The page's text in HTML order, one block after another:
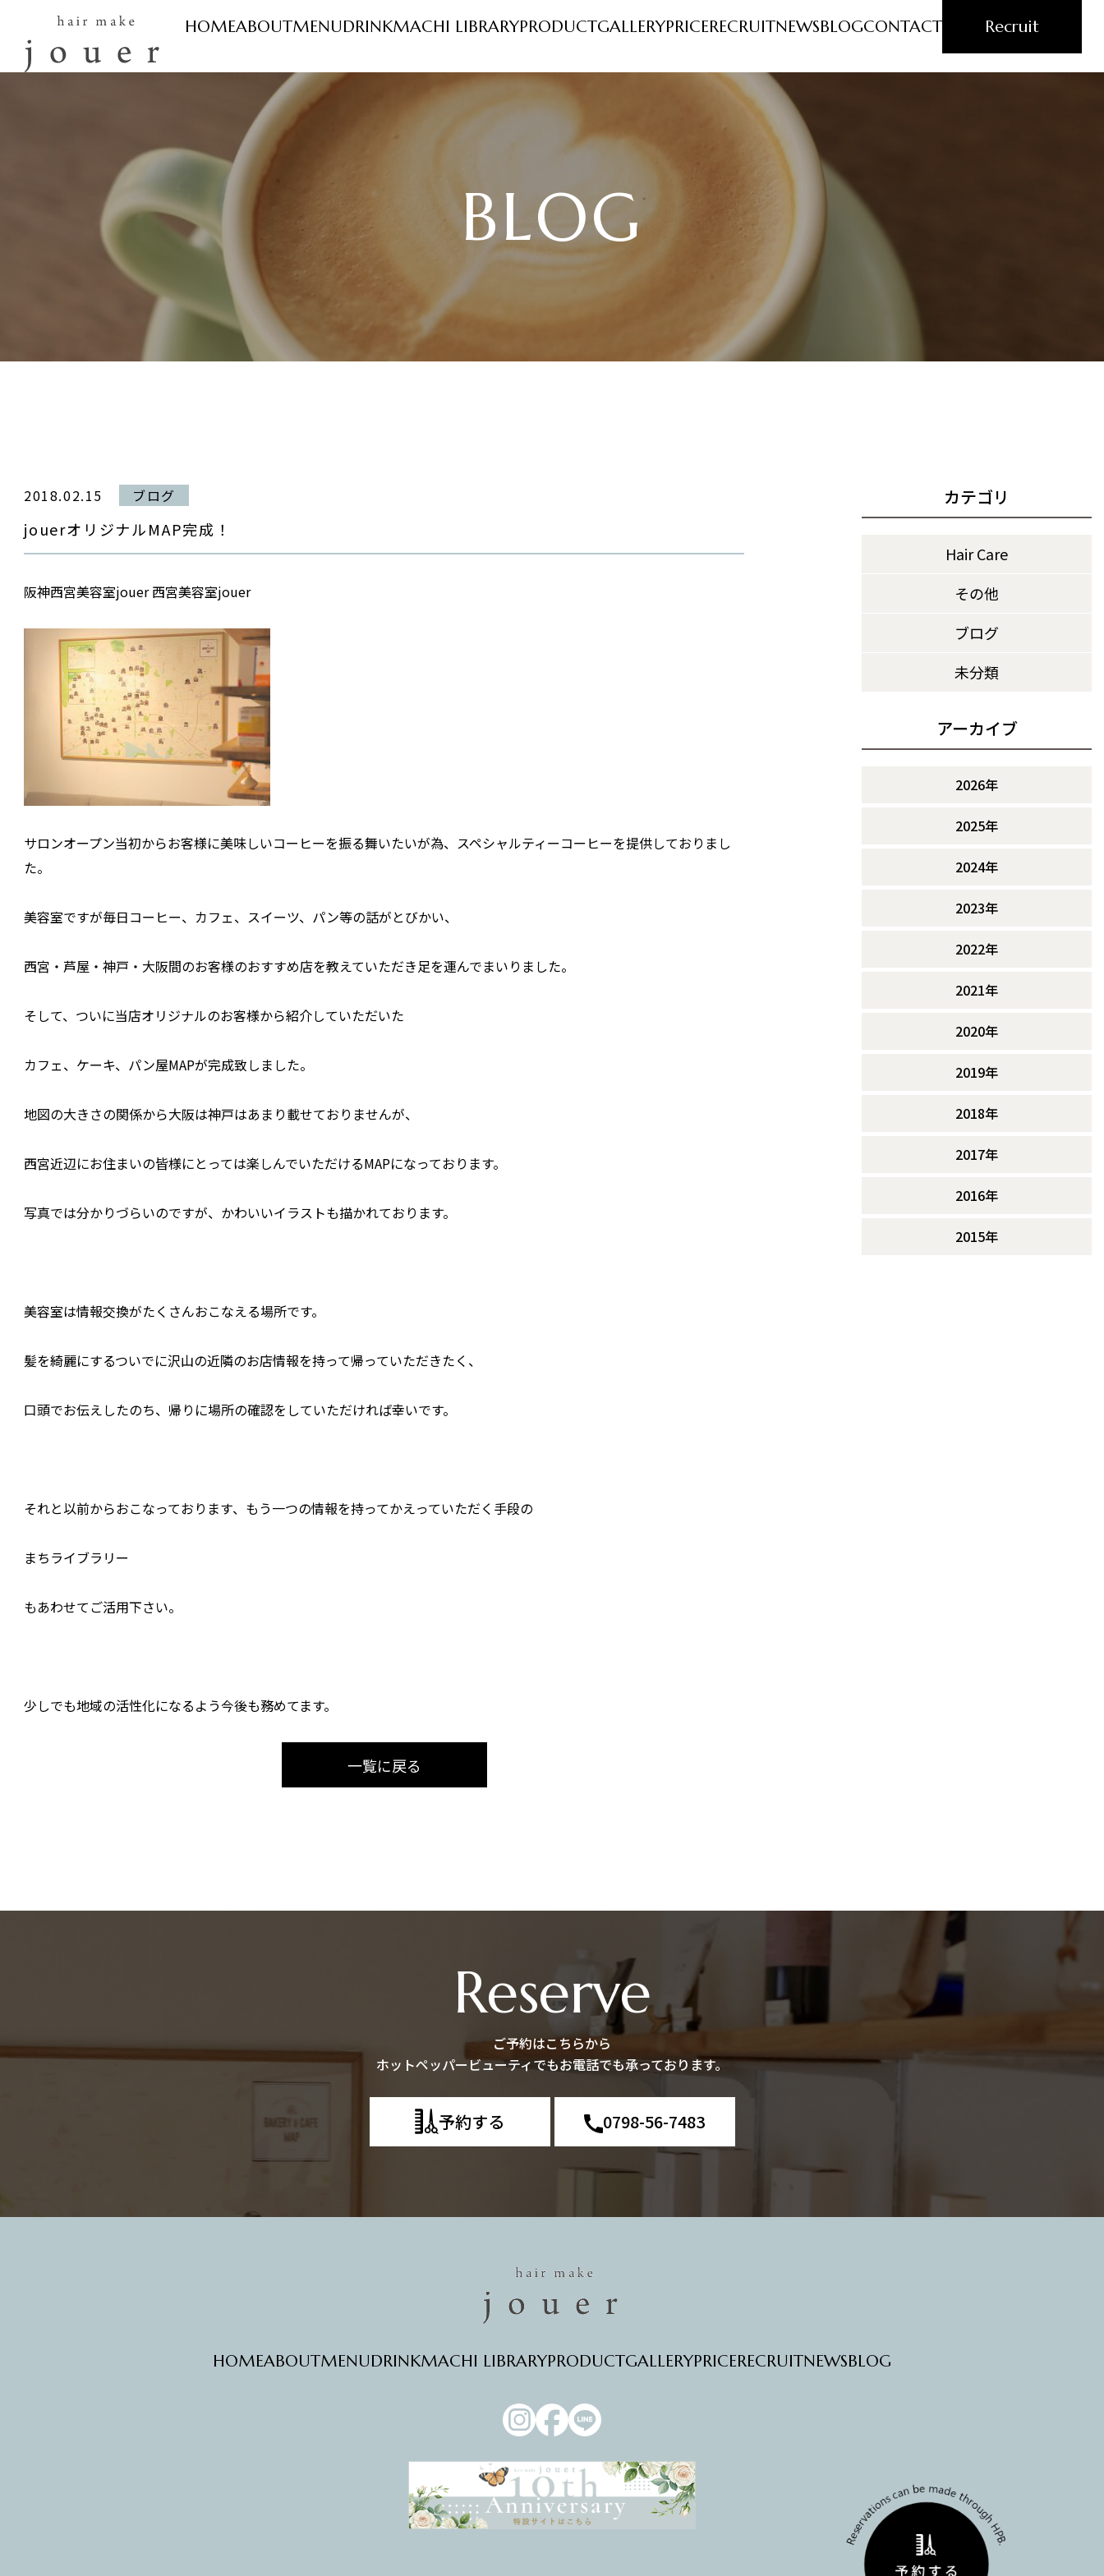
HOMEABOUTMENUDRINKMACHI LIBRARYPRODUCTGALLERYPRICERECRUITNEWSBLOGCONTACT Recruit
BLOG
2018.02.15 ブログ
jouerオリジナルMAP完成！
阪神西宮美容室jouer 西宮美容室jouer
サロンオープン当初からお客様に美味しいコーヒーを振る舞いたいが為、スペシャルティーコーヒーを提供しておりまし
た。
美容室ですが毎日コーヒー、カフェ、スイーツ、パン等の話がとびかい、
西宮・芦屋・神戸・大阪間のお客様のおすすめ店を教えていただき足を運んでまいりました。
そして、ついに当店オリジナルのお客様から紹介していただいた
カフェ、ケーキ、パン屋MAPが完成致しました。
地図の大きさの関係から大阪は神戸はあまり載せておりませんが、
西宮近辺にお住まいの皆様にとっては楽しんでいただけるMAPになっております。
写真では分かりづらいのですが、かわいいイラストも描かれております。
美容室は情報交換がたくさんおこなえる場所です。
髪を綺麗にするついでに沢山の近隣のお店情報を持って帰っていただきたく、
口頭でお伝えしたのち、帰りに場所の確認をしていただければ幸いです。
それと以前からおこなっております、もう一つの情報を持ってかえっていただく手段の
まちライブラリー
もあわせてご活用下さい。
少しでも地域の活性化になるよう今後も務めてます。
一覧に戻る
カテゴリ
Hair Care
その他
ブログ
未分類
アーカイブ
2026年
2025年
2024年
2023年
2022年
2021年
2020年
2019年
2018年
2017年
2016年
2015年
Reserve
ご予約はこちらから
ホットペッパービューティでもお電話でも承っております。
予約する 0798-56-7483
HOMEABOUTMENUDRINKMACHI LIBRARYPRODUCTGALLERYPRICERECRUITNEWSBLOG